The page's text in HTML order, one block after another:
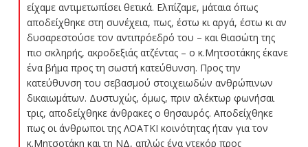
είχαμε αντιμετωπίσει θετικά. Ελπίζαμε, μάταια όπως
αποδείχθηκε στη συνέχεια, πως, έστω κι αργά, έστω κι αν
δυσαρεστούσε τον αντιπρόεδρό του – και θιασώτη της
πιο σκληρής, ακροδεξιάς ατζέντας – ο κ.Μητσοτάκης έκανε
ένα βήμα προς τη σωστή κατεύθυνση. Προς την
κατεύθυνση του σεβασμού στοιχειωδών ανθρώπινων
δικαιωμάτων. Δυστυχώς, όμως, πριν αλέκτωρ φωνήσαι
τρις, αποδείχθηκε άνθρακες ο θησαυρός. Αποδείχθηκε
πως οι άνθρωποι της ΛΟΑΤΚΙ κοινότητας ήταν για τον
κ.Μητσοτάκη και τη ΝΔ, απλώς ένα ντεκόρ προς